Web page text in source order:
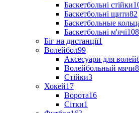
Баскетбольні стійки
Баскетбольні щити82
Баскетбольные
Баскетбольні м'ячі108
Біг на дистанції1
Волейбол99
Аксесуари для
Волейбольный мячи
Стійки3
Хокей17
Ворота16
Сітки1